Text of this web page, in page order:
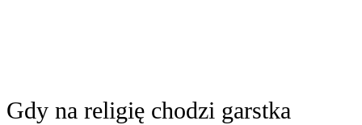
Gdy na religię chodzi garstka